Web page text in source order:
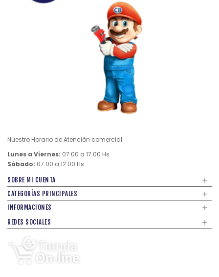
Nuestro Horario de Atención comercial.
Lunes a Viernes: 07:00 a 17:00 Hs.
Sábado: 07:00 a 12:00 Hs.
SOBRE MI CUENTA +
CATEGORÍAS PRINCIPALES +
INFORMACIONES +
REDES SOCIALES +